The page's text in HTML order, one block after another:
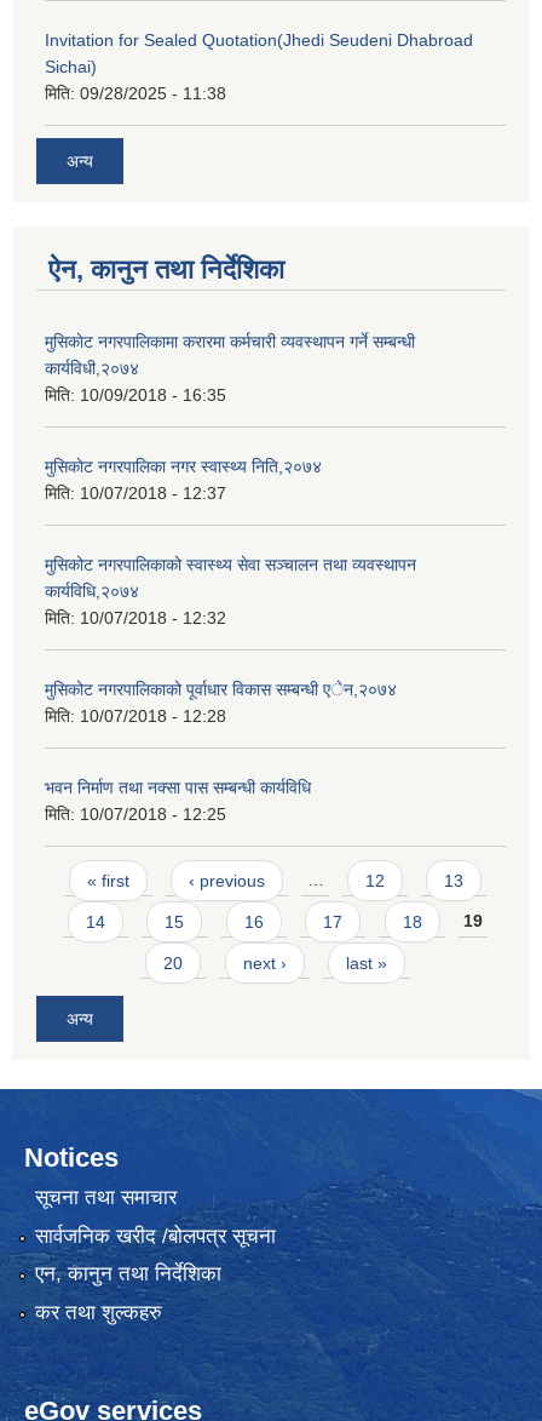
Invitation for Sealed Quotation(Jhedi Seudeni Dhabroad
Sichai)
मिति: 09/28/2025 - 11:38
अन्य
ऐन, कानुन तथा निर्देशिका
मुसिकाेट नगरपालिकामा करारमा कर्मचारी व्यवस्थापन गर्ने सम्बन्धी
कार्यविधी,२०७४
मिति: 10/09/2018 - 16:35
मुसिकाेट नगरपालिका नगर स्वास्थ्य निति,२०७४
मिति: 10/07/2018 - 12:37
मुसिकोट नगरपालिकाको स्वास्थ्य सेवा सञ्चालन तथा व्यवस्थापन
कार्यविधि,२०७४
मिति: 10/07/2018 - 12:32
मुसिकोट नगरपालिकाको पूर्वाधार विकास सम्बन्धी एेन,२०७४
मिति: 10/07/2018 - 12:28
भवन निर्माण तथा नक्सा पास सम्बन्धी कार्यविधि
मिति: 10/07/2018 - 12:25
Pages
« first ‹ previous … 12 13
14 15 16 17 18 19
20 next › last »
अन्य
Notices
सूचना तथा समाचार
सार्वजनिक खरीद /बोलपत्र सूचना
एन, कानुन तथा निर्देशिका
कर तथा शुल्कहरु
eGov services